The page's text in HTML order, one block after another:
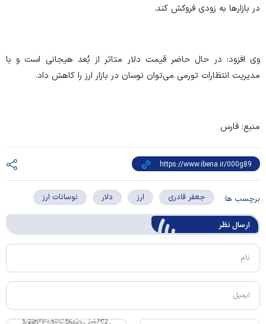
در بازار‌ها به زودی فروکش کند.
وی افزود: در حال حاضر قیمت دلار متاثر از بُعد هیجانی است و با
مدیریت انتظارات تورمی می‌توان نوسان در بازار ارز را کاهش داد.
منبع: فارس
برچسب ها: جعفر قادری ارز دلار نوسانات ارز
ارسال‌ نظر